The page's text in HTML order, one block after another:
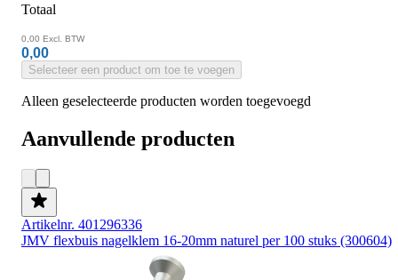
Totaal
0,00 Excl. BTW
0,00
Selecteer een product om toe te voegen
Alleen geselecteerde producten worden toegevoegd
Aanvullende producten
Artikelnr. 401296336
JMV flexbuis nagelklem 16-20mm naturel per 100 stuks (300604)